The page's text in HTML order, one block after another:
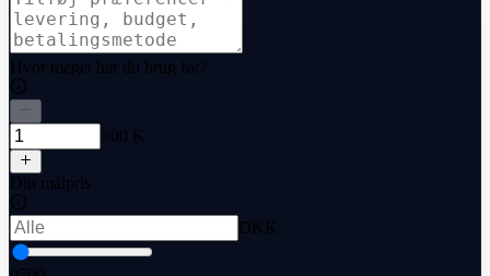
Hvor meget har du brug for?
×00 K
Din målpris
DKK